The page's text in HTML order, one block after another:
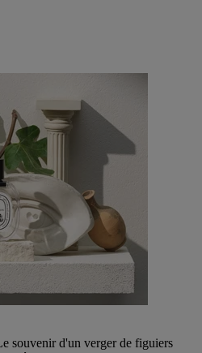
souvenir d'un verger de figuiers